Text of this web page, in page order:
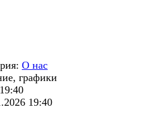
О нас
графики
19:40